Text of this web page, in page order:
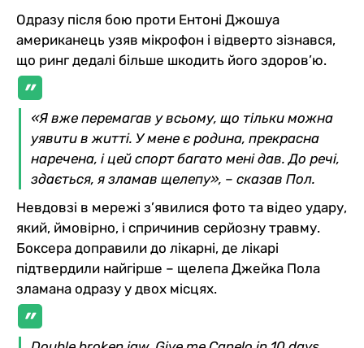
Одразу після бою проти Ентоні Джошуа
американець узяв мікрофон і відверто зізнався,
що ринг дедалі більше шкодить його здоров’ю.
«Я вже перемагав у всьому, що тільки можна
уявити в житті. У мене є родина, прекрасна
наречена, і цей спорт багато мені дав. До речі,
здається, я зламав щелепу», – сказав Пол.
Невдовзі в мережі з’явилися фото та відео удару,
який, ймовірно, і спричинив серйозну травму.
Боксера доправили до лікарні, де лікарі
підтвердили найгірше – щелепа Джейка Пола
зламана одразу у двох місцях.